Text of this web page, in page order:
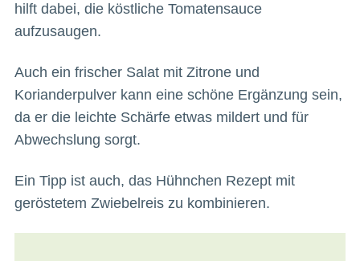
hilft dabei, die köstliche Tomatensauce
aufzusaugen.
Auch ein frischer Salat mit Zitrone und
Korianderpulver kann eine schöne Ergänzung sein,
da er die leichte Schärfe etwas mildert und für
Abwechslung sorgt.
Ein Tipp ist auch, das Hühnchen Rezept mit
geröstetem Zwiebelreis zu kombinieren.